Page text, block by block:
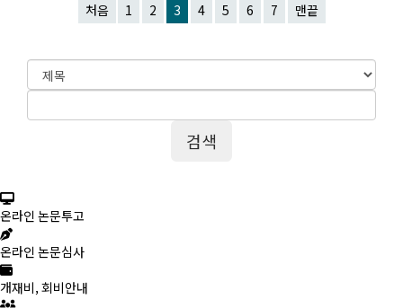
처음 1 2 3 4 5 6 7 맨끝
온라인 논문투고
온라인 논문심사
개재비, 회비안내